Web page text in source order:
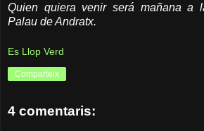
Quien quiera venir será mañana a
Palau de Andratx.
Es Llop Verd
Comparteix
4 comentaris: